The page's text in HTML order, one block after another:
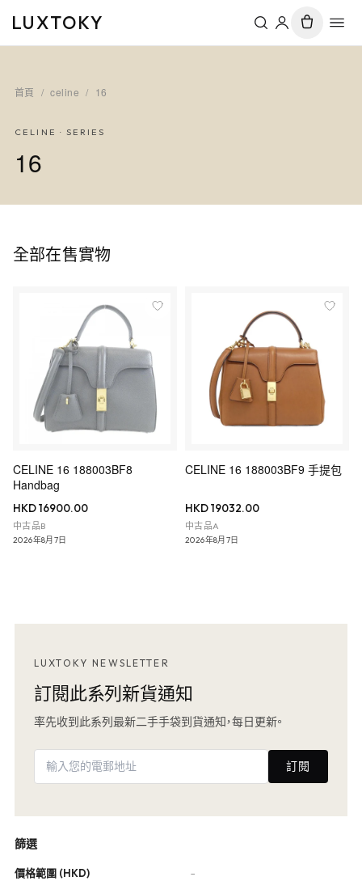
LUXTOKY
首頁 / celine / 16
CELINE · SERIES
16
全部在售實物
CELINE 16 188003BF8
Handbag
HKD 16900.00
中古品B
2026年8月7日
CELINE 16 188003BF9 手提包
HKD 19032.00
中古品A
2026年8月7日
LUXTOKY NEWSLETTER
訂閱此系列新貨通知
率先收到此系列最新二手手袋到貨通知，每日更新。
訂閱
篩選
價格範圍 (HKD) −